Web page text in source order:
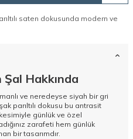
saten dokusunda modern ve
Hakkında
ve neredeyse siyah bir gri
parıltılı dokusu bu antrasit
günlük ve özel
zarafeti hem günlük
bir tasarımdır.